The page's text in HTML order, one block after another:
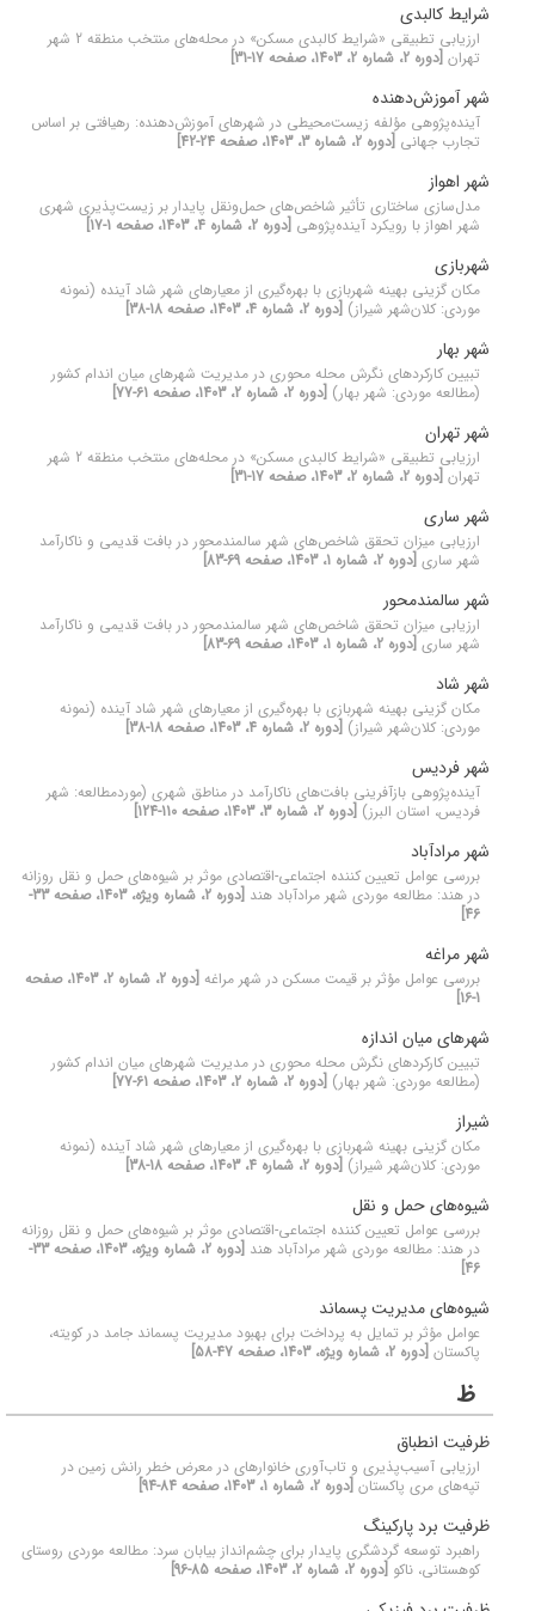
شرایط کالبدی
ارزیابی تطبیقی «شرایط کالبدی مسکن» در محله‌های منتخب منطقه 2 شهر
تهران [دوره 2، شماره 2، 1403، صفحه 17-31]
شهر آموزش‌دهنده
آینده‌پژوهی مؤلفه زیست‌محیطی در شهرهای آموزش‌دهنده: رهیافتی بر اساس
تجارب جهانی [دوره 2، شماره 3، 1403، صفحه 24-42]
شهر اهواز
مدل‌سازی ساختاری تأثیر شاخص‌های حمل‌و‌نقل پایدار بر زیست‌پذیری شهری
شهر اهواز با رویکرد آینده‌پژوهی [دوره 2، شماره 4، 1403، صفحه 1-17]
شهربازی
مکان گزینی بهینه شهربازی با بهره‌گیری از معیارهای شهر شاد آینده (نمونه
موردی: کلان‌شهر شیراز) [دوره 2، شماره 4، 1403، صفحه 18-38]
شهر بهار
تبیین کارکردهای نگرش محله محوری در مدیریت شهرهای میان اندام کشور
(مطالعه موردی: شهر بهار) [دوره 2، شماره 2، 1403، صفحه 61-77]
شهر تهران
ارزیابی تطبیقی «شرایط کالبدی مسکن» در محله‌های منتخب منطقه 2 شهر
تهران [دوره 2، شماره 2، 1403، صفحه 17-31]
شهر ساری
ارزیابی میزان تحقق شاخص‌های شهر سالمندمحور در بافت قدیمی و ناکارآمد
شهر ساری [دوره 2، شماره 1، 1403، صفحه 69-83]
شهر سالمندمحور
ارزیابی میزان تحقق شاخص‌های شهر سالمندمحور در بافت قدیمی و ناکارآمد
شهر ساری [دوره 2، شماره 1، 1403، صفحه 69-83]
شهر شاد
مکان گزینی بهینه شهربازی با بهره‌گیری از معیارهای شهر شاد آینده (نمونه
موردی: کلان‌شهر شیراز) [دوره 2، شماره 4، 1403، صفحه 18-38]
شهر فردیس
آینده‌پژوهی بازآفرینی بافت‌های ناکارآمد در مناطق شهری (موردمطالعه: شهر
فردیس، استان البرز) [دوره 2، شماره 3، 1403، صفحه 110-124]
شهر مرادآباد
بررسی عوامل تعیین کننده اجتماعی-اقتصادی موثر بر شیوه‌های حمل و نقل روزانه
در هند: مطالعه موردی شهر مرادآباد هند
[دوره 2، شماره ویژه، 1403، صفحه 33-
46]
شهر مراغه
بررسی عوامل مؤثر بر قیمت مسکن در شهر مراغه
[دوره 2، شماره 2، 1403، صفحه
1-16]
شهرهای میان اندازه
تبیین کارکردهای نگرش محله محوری در مدیریت شهرهای میان اندام کشور
(مطالعه موردی: شهر بهار) [دوره 2، شماره 2، 1403، صفحه 61-77]
شیراز
مکان گزینی بهینه شهربازی با بهره‌گیری از معیارهای شهر شاد آینده (نمونه
موردی: کلان‌شهر شیراز) [دوره 2، شماره 4، 1403، صفحه 18-38]
شیوه‌های حمل و نقل
بررسی عوامل تعیین کننده اجتماعی-اقتصادی موثر بر شیوه‌های حمل و نقل روزانه
در هند: مطالعه موردی شهر مرادآباد هند
[دوره 2، شماره ویژه، 1403، صفحه 33-
46]
شیوه‌های مدیریت پسماند
عوامل مؤثر بر تمایل به پرداخت برای بهبود مدیریت پسماند جامد در کویته،
پاکستان [دوره 2، شماره ویژه، 1403، صفحه 47-58]
ظ
ظرفیت انطباق
ارزیابی آسیب‌پذیری و تاب‌آوری خانوارهای در معرض خطر رانش زمین در
تپه‌های مری پاکستان [دوره 2، شماره 1، 1403، صفحه 84-94]
ظرفیت برد پارکینگ
راهبرد توسعه گردشگری پایدار برای چشم‌انداز بیابان سرد: مطالعه موردی روستای
کوهستانی، ناکو [دوره 2، شماره 2، 1403، صفحه 85-96]